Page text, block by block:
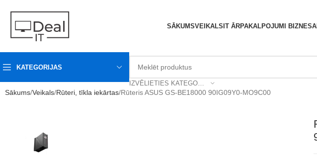
SĀKUMSVEIKALS IT ĀRPAKALPOJUMI
KATEGORIJAS
IZVĒLIETIES KATEGORIJU
Sākums Veikals Rūteri, tīkla iekārtas Rūteris ASUS GS-BE18000 90IG09Y0-MO9C00